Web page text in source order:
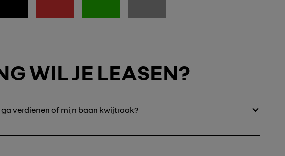
WIL JE LEASEN?
verdienen of mijn baan kwijtraak?